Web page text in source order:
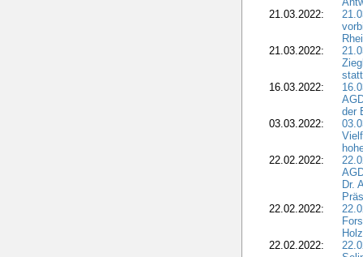
21.03.2022:
21.03.2022:
16.03.2022:
der
03.03.2022:
22.02.2022:
Dr.
22.02.2022:
22.02.2022: